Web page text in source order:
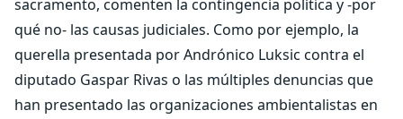
sacramento, comenten la contingencia política y -por
qué no- las causas judiciales. Como por ejemplo, la
querella presentada por Andrónico Luksic contra el
diputado Gaspar Rivas o las múltiples denuncias que
han presentado las organizaciones ambientalistas en